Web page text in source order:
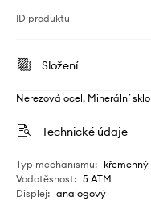
ID produktu
Složení
Nerezová ocel, Minerální sklo
Technické údaje
Typ mechanismu: křemenný
Vodotěsnost: 5 ATM
Displej: analogový